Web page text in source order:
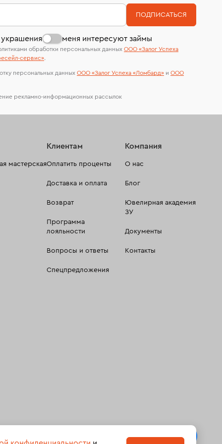
В кредит от Т-Банка (до 50 000 руб., на 3–6
мес.)
На особо ценные изделия получены
сертификаты МГУ и других геммологических
лабораторий
меня интересуют займы
ПОДПИСАТЬСЯ
обработки персональных данных ООО «Залог Успеха
сервиc».
персональных данных ООО «Залог Успеха «Ломбард» и ООО
рекламно-информационных рассылок
мастерская
Клиентам
Оплатить проценты
Доставка и оплата
Возврат
Программа
лояльности
Вопросы и ответы
Спецпредложения
Компания
О нас
Блог
Ювелирная академия
ЗУ
Документы
Контакты